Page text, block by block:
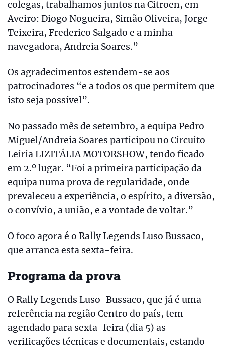
colegas, trabalhamos juntos na Citroen, em
Aveiro: Diogo Nogueira, Simão Oliveira, Jorge
Teixeira, Frederico Salgado e a minha
navegadora, Andreia Soares.”
Os agradecimentos estendem-se aos
patrocinadores “e a todos os que permitem que
isto seja possível”.
No passado mês de setembro, a equipa Pedro
Miguel/Andreia Soares participou no Circuito
Leiria LIZITÁLIA MOTORSHOW, tendo ficado
em 2.º lugar. “Foi a primeira participação da
equipa numa prova de regularidade, onde
prevaleceu a experiência, o espírito, a diversão,
o convívio, a união, e a vontade de voltar.”
O foco agora é o Rally Legends Luso Bussaco,
que arranca esta sexta-feira.
Programa da prova
O Rally Legends Luso-Bussaco, que já é uma
referência na região Centro do país, tem
agendado para sexta-feira (dia 5) as
verificações técnicas e documentais, estando